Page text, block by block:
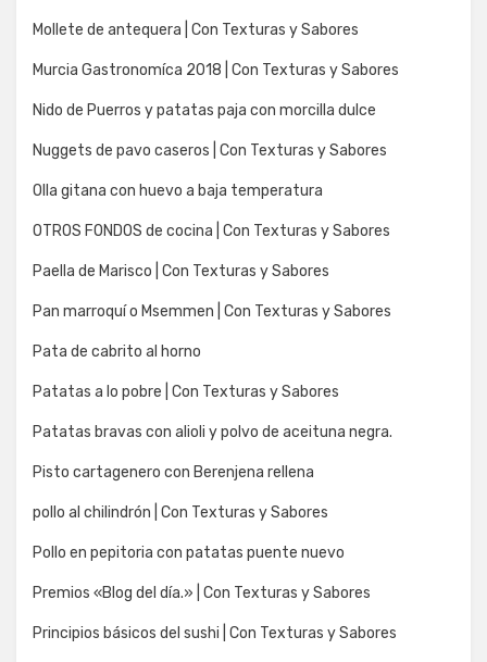
Mollete de antequera | Con Texturas y Sabores
Murcia Gastronomíca 2018 | Con Texturas y Sabores
Nido de Puerros y patatas paja con morcilla dulce
Nuggets de pavo caseros | Con Texturas y Sabores
Olla gitana con huevo a baja temperatura
OTROS FONDOS de cocina | Con Texturas y Sabores
Paella de Marisco | Con Texturas y Sabores
Pan marroquí o Msemmen | Con Texturas y Sabores
Pata de cabrito al horno
Patatas a lo pobre | Con Texturas y Sabores
Patatas bravas con alioli y polvo de aceituna negra.
Pisto cartagenero con Berenjena rellena
pollo al chilindrón | Con Texturas y Sabores
Pollo en pepitoria con patatas puente nuevo
Premios «Blog del día.» | Con Texturas y Sabores
Principios básicos del sushi | Con Texturas y Sabores